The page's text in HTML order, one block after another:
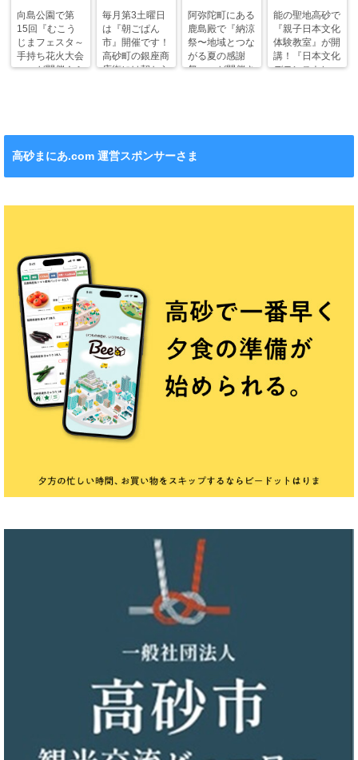
向島公園で第
15回『むこう
じまフェスタ～
手持ち花火大会
～』が開催！ふ
毎月第3土曜日
は『朝ごぱん
市』開催です！
高砂町の銀座商
店街には朝から
阿弥陀町にある
鹿島殿で『納涼
祭〜地域とつな
がる夏の感謝
祭〜』が開催さ
能の聖地高砂で
『親子日本文化
体験教室』が開
講！『日本文化
デモンストレー
高砂まにあ.com 運営スポンサーさま